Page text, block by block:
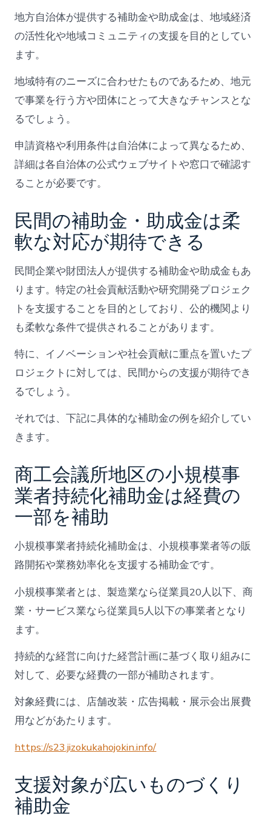
地方自治体が提供する補助金や助成金は、地域経済
の活性化や地域コミュニティの支援を目的としてい
ます。
地域特有のニーズに合わせたものであるため、地元
で事業を行う方や団体にとって大きなチャンスとな
るでしょう。
申請資格や利用条件は自治体によって異なるため、
詳細は各自治体の公式ウェブサイトや窓口で確認す
ることが必要です。
民間の補助金・助成金は柔
軟な対応が期待できる
民間企業や財団法人が提供する補助金や助成金もあ
ります。特定の社会貢献活動や研究開発プロジェク
トを支援することを目的としており、公的機関より
も柔軟な条件で提供されることがあります。
特に、イノベーションや社会貢献に重点を置いたプ
ロジェクトに対しては、民間からの支援が期待でき
るでしょう。
それでは、下記に具体的な補助金の例を紹介してい
きます。
商工会議所地区の小規模事
業者持続化補助金は経費の
一部を補助
小規模事業者持続化補助金は、小規模事業者等の販
路開拓や業務効率化を支援する補助金です。
小規模事業者とは、製造業なら従業員20人以下、商
業・サービス業なら従業員5人以下の事業者となり
ます。
持続的な経営に向けた経営計画に基づく取り組みに
対して、必要な経費の一部が補助されます。
対象経費には、店舗改装・広告掲載・展示会出展費
用などがあたります。
https://s23.jizokukahojokin.info/
支援対象が広いものづくり
補助金